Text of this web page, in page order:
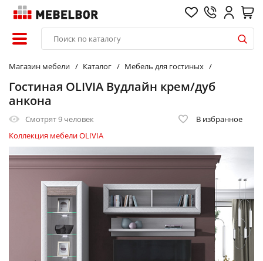
Магазин мебели Каталог Мебель для гостиных
Гостиная OLIVIA Вудлайн крем/дуб
анкона
Смотрят9 человек
В избранное
Коллекция мебели OLIVIA